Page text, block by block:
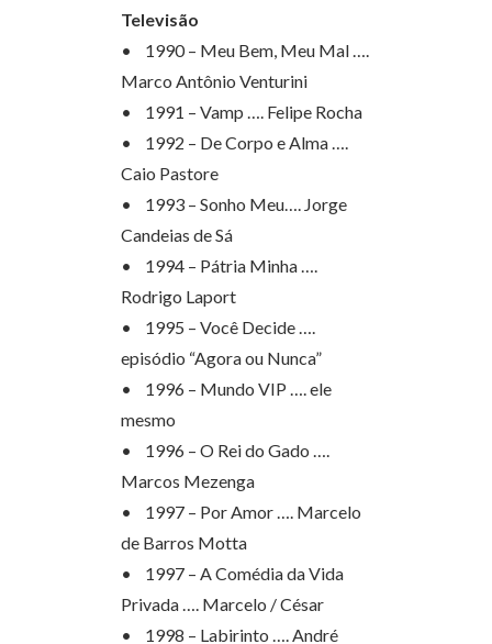
Televisão
• 1990 – Meu Bem, Meu Mal ….
Marco Antônio Venturini
• 1991 – Vamp …. Felipe Rocha
• 1992 – De Corpo e Alma ….
Caio Pastore
• 1993 – Sonho Meu…. Jorge
Candeias de Sá
• 1994 – Pátria Minha ….
Rodrigo Laport
• 1995 – Você Decide ….
episódio “Agora ou Nunca”
• 1996 – Mundo VIP …. ele
mesmo
• 1996 – O Rei do Gado ….
Marcos Mezenga
• 1997 – Por Amor …. Marcelo
de Barros Motta
• 1997 – A Comédia da Vida
Privada …. Marcelo / César
• 1998 – Labirinto …. André